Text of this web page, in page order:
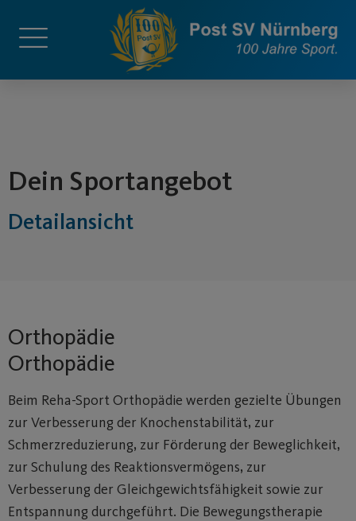
Dein Sportangebot
Detailansicht
Orthopädie
Orthopädie
Beim Reha-Sport Orthopädie werden gezielte Übungen
zur Verbesserung der Knochenstabilität, zur
Schmerzreduzierung, zur Förderung der Beweglichkeit,
zur Schulung des Reaktionsvermögens, zur
Verbesserung der Gleichgewichtsfähigkeit sowie zur
Entspannung durchgeführt. Die Bewegungstherapie